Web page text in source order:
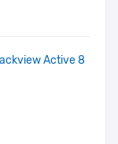
Active 8